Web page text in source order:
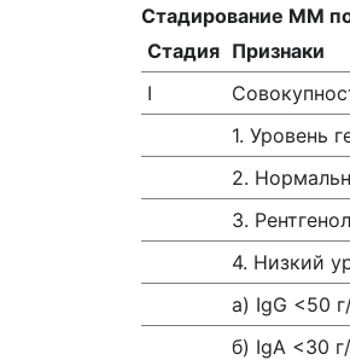
Стадирование ММ
Стадия Признаки
I
1. Уровень
2.
3.
4. Низкий
а) IgG <50
б) IgA <30